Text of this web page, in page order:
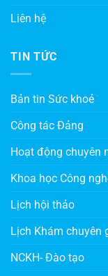
Liên hệ
TIN TỨC
Bản tin Sức khoẻ
Công tác Đảng
Hoạt động chuyên
Khoa học Công
Lịch hội thảo
Lịch Khám chuyên
NCKH- Đào tạo